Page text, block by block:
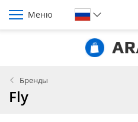
Меню
Бренды
Fly